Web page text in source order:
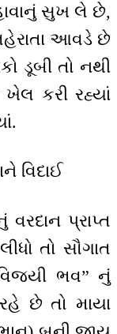
સુખ લે છે,
આવડે છે
ડૂબી તો નથી
કરી રહ્યાં
વિદાઈ
વરદાન પ્રાપ્ત
તો સૌગાત
ભવ” નું
છે તો માયા